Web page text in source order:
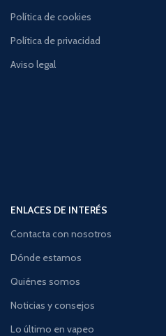
Política de cookies
Política de privacidad
Aviso legal
ENLACES DE INTERÉS
Contacta con nosotros
Dónde estamos
Quiénes somos
Noticias y consejos
Lo último en vapeo